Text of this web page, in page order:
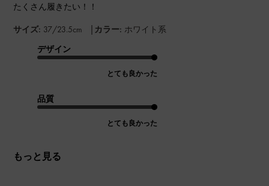
たくさん履きたい！！
サイズ: 37/23.5cm | カラー: ホワイト系
デザイン
とても良かった
品質
とても良かった
もっと見る